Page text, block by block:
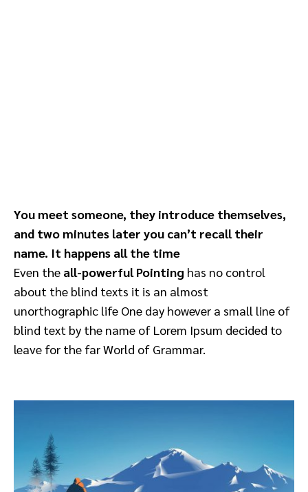
You meet someone, they introduce themselves,
and two minutes later you can’t recall their
name. It happens all the time
Even the all-powerful Pointing has no control
about the blind texts it is an almost
unorthographic life One day however a small line of
blind text by the name of Lorem Ipsum decided to
leave for the far World of Grammar.